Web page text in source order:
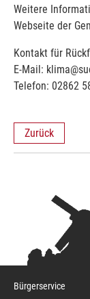
Weitere
Webseite der
Kontakt für
E-Mail:
Telefon: 02862
Zurück
Bürgerservice